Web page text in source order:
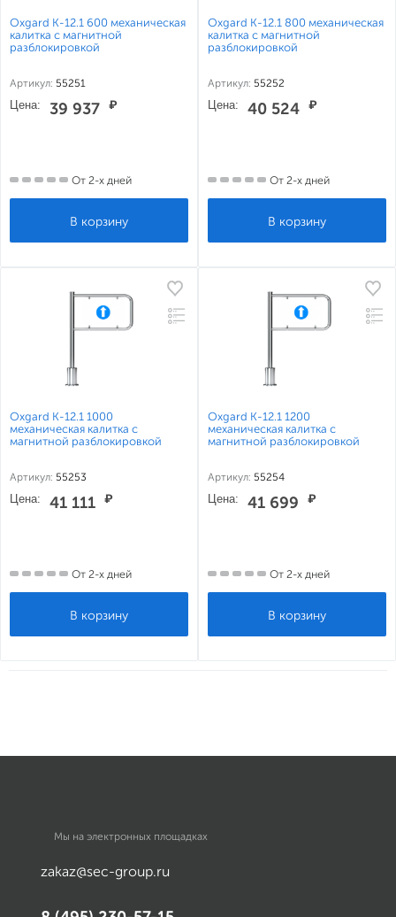
Oxgard К-12.1 600 механическая
калитка с магнитной
разблокировкой
Артикул: 55251
Цена: 39 937 ₽
От 2-х дней
Oxgard К-12.1 800 механическая
калитка с магнитной
разблокировкой
Артикул: 55252
Цена: 40 524 ₽
От 2-х дней
Oxgard К-12.1 1000
механическая калитка с
магнитной разблокировкой
Артикул: 55253
Цена: 41 111 ₽
От 2-х дней
Oxgard К-12.1 1200
механическая калитка с
магнитной разблокировкой
Артикул: 55254
Цена: 41 699 ₽
От 2-х дней
Мы на электронных площадках
zakaz@sec-group.ru